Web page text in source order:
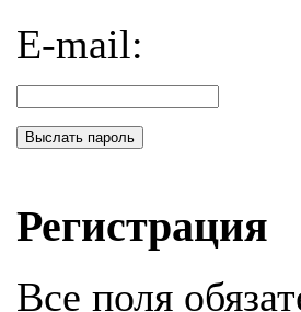
E-mail:
Выслать пароль
Регистрация
Все поля